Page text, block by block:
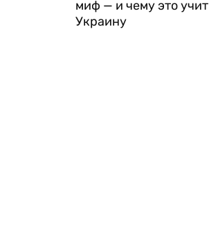
миф — и чему это учит
Украину